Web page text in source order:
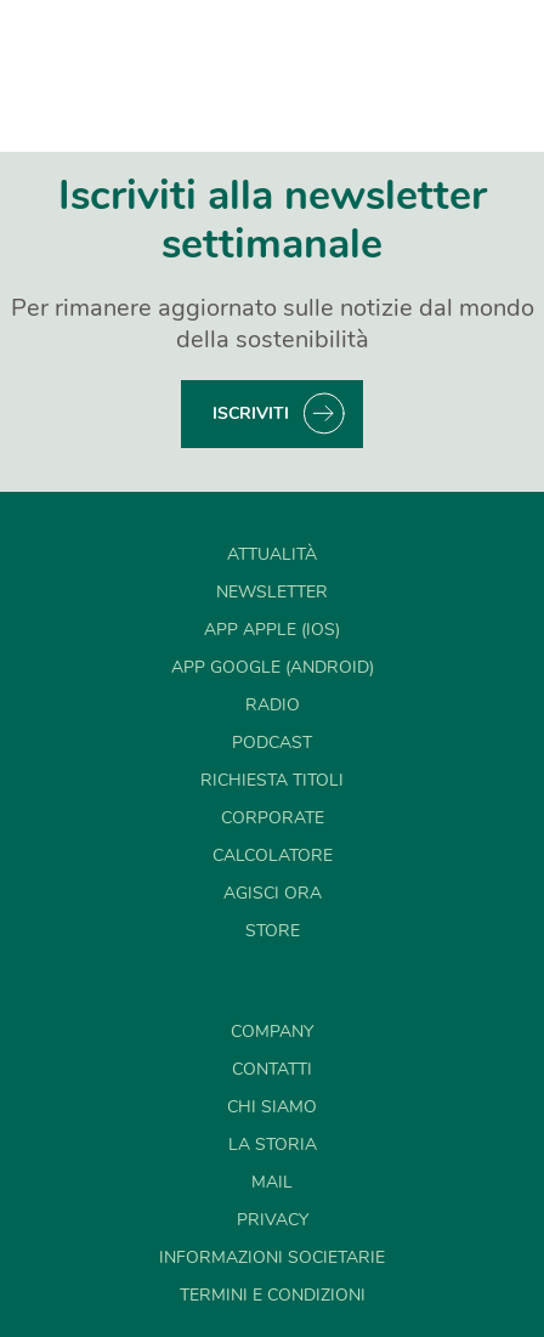
Iscriviti alla newsletter
settimanale
Per rimanere aggiornato sulle notizie dal mondo
della sostenibilità
ISCRIVITI
ATTUALITÀ
NEWSLETTER
APP APPLE (IOS)
APP GOOGLE (ANDROID)
RADIO
PODCAST
RICHIESTA TITOLI
CORPORATE
CALCOLATORE
AGISCI ORA
STORE
COMPANY
CONTATTI
CHI SIAMO
LA STORIA
MAIL
PRIVACY
INFORMAZIONI SOCIETARIE
TERMINI E CONDIZIONI